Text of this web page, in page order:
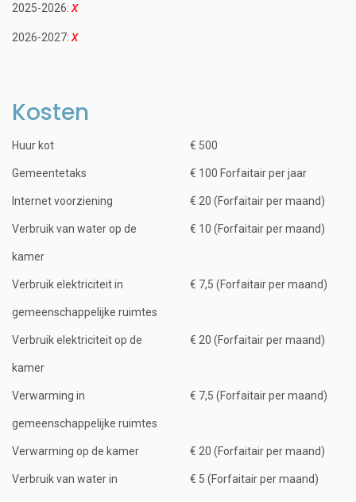
2025-2026:
2026-2027:
Kosten
Huur kot € 500
Gemeentetaks € 100 Forfaitair per jaar
Internet voorziening € 20 (Forfaitair per maand)
Verbruik van water op de
kamer
€ 10 (Forfaitair per maand)
Verbruik elektriciteit in
gemeenschappelijke ruimtes
€ 7,5 (Forfaitair per maand)
Verbruik elektriciteit op de
kamer
€ 20 (Forfaitair per maand)
Verwarming in
gemeenschappelijke ruimtes
€ 7,5 (Forfaitair per maand)
Verwarming op de kamer € 20 (Forfaitair per maand)
Verbruik van water in € 5 (Forfaitair per maand)